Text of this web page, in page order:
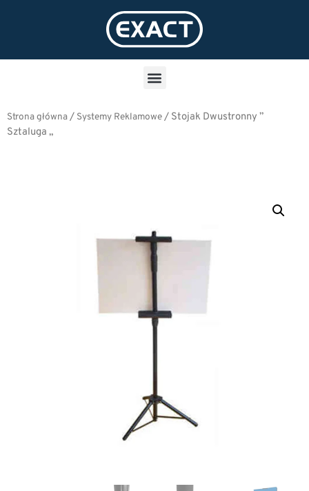
Strona główna/ Systemy Reklamowe/ Stojak Dwustronny ”
Sztaluga „